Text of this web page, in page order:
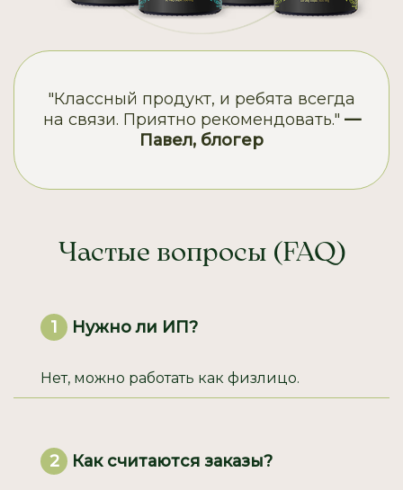
"Классный продукт, и ребята всегда
на связи. Приятно рекомендовать." —
Павел, блогер
Частые вопросы (FAQ)
1 Нужно ли ИП?
Нет, можно работать как физлицо.
2 Как считаются заказы?